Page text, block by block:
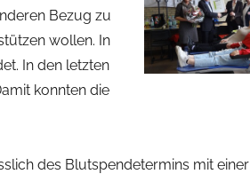
Bezug zu
wollen. In
In den letzten
konnten die
des Blutspendetermins mit einer